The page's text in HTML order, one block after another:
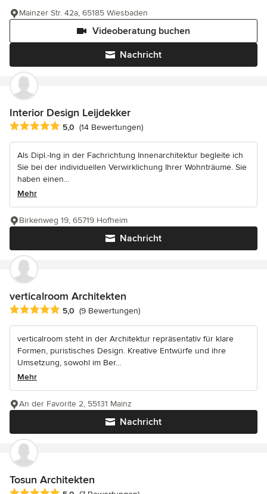
Nachricht
Videoberatung buchen
Mainzer Str. 42a, 65185 Wiesbaden
Interior Design Leijdekker
Durchschnittliche Bewertung: 5 von 5 Sternen
5,0 (14 Bewertungen)
Als Dipl.-Ing in der Fachrichtung Innenarchitektur begleite ich
Sie bei der individuellen Verwirklichung Ihrer Wohnträume. Sie
haben einen...
Mehr
Nachricht
Birkenweg 19, 65719 Hofheim
verticalroom Architekten
Durchschnittliche Bewertung: 5 von 5 Sternen
5,0 (9 Bewertungen)
verticalroom steht in der Architektur repräsentativ für klare
Formen, puristisches Design. Kreative Entwürfe und ihre
Umsetzung, sowohl im Ber...
Mehr
Nachricht
An der Favorite 2, 55131 Mainz
Tosun Architekten